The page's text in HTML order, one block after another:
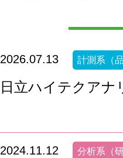
2026.07.13 計測系（
日立ハイテクア
2024.11.12 分析系（